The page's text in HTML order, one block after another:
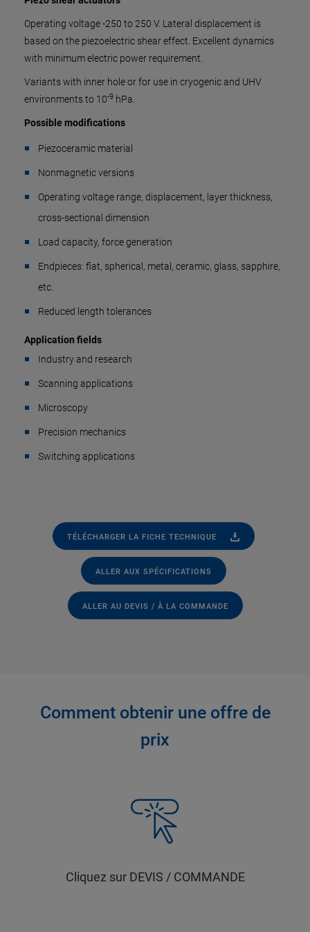
Operating voltage -250 to 250 V. Lateral displacement is
based on the piezoelectric shear effect. Excellent dynamics
with minimum electric power requirement.
Variants with inner hole or for use in cryogenic and UHV
environments to 10-9 hPa.
Possible modifications
Piezoceramic material
Nonmagnetic versions
Operating voltage range, displacement, layer thickness,
cross-sectional dimension
Load capacity, force generation
Endpieces: flat, spherical, metal, ceramic, glass, sapphire,
etc.
Reduced length tolerances
Application fields
Industry and research
Scanning applications
Microscopy
Precision mechanics
Switching applications
TÉLÉCHARGER LA FICHE TECHNIQUE
ALLER AUX SPÉCIFICATIONS
ALLER AU DEVIS / À LA COMMANDE
Comment obtenir une offre de
prix
Cliquez sur DEVIS / COMMANDE